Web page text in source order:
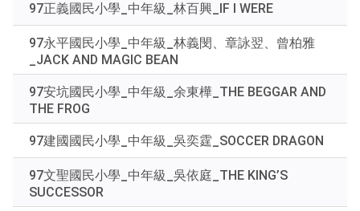
詢
97正義國民小學_中年級_林百興_IF I WERE
97永平國民小學_中年級_林義閔、章詠翌、曾柏雅
_JACK AND MAGIC BEAN
97安坑國民小學_中年級_余東樺_THE BEGGAR AND
THE FROG
97建國國民小學_中年級_吳奕霆_SOCCER DRAGON
97文聖國民小學_中年級_吳依庭_THE KING’S
SUCCESSOR